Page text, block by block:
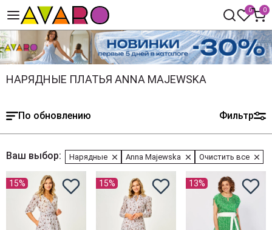
0 0
НАРЯДНЫЕ ПЛАТЬЯ ANNA MAJEWSKA
По обновлению Фильтр
Ваш выбор: Нарядные Anna Majewska Очистить все
15% 15% 13%